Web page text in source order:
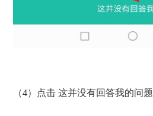
（4）点击 这并没有回答我的问题